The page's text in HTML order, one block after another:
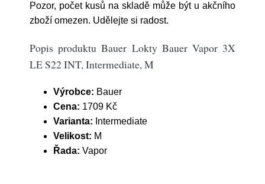
Pozor, počet kusů na skladě může být u akčního
zboží omezen. Udělejte si radost.
Popis produktu Bauer Lokty Bauer Vapor 3X
LE S22 INT, Intermediate, M
Výrobce: Bauer
Cena: 1709 Kč
Varianta: Intermediate
Velikost: M
Řada: Vapor